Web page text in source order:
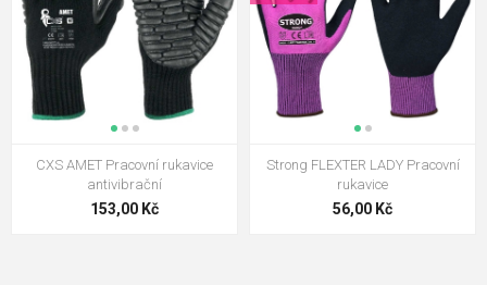
CXS AMET Pracovní rukavice
antivibrační
153,00 Kč
Strong FLEXTER LADY Pracovní
rukavice
56,00 Kč